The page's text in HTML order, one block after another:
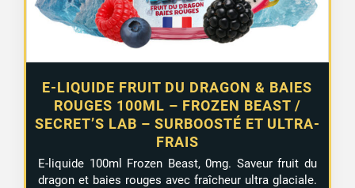
E-LIQUIDE FRUIT DU DRAGON & BAIES
ROUGES 100ML – FROZEN BEAST /
SECRET’S LAB – SURBOOSTÉ ET ULTRA-
FRAIS
E-liquide 100ml Frozen Beast, 0mg. Saveur fruit du
dragon et baies rouges avec fraîcheur ultra glaciale.